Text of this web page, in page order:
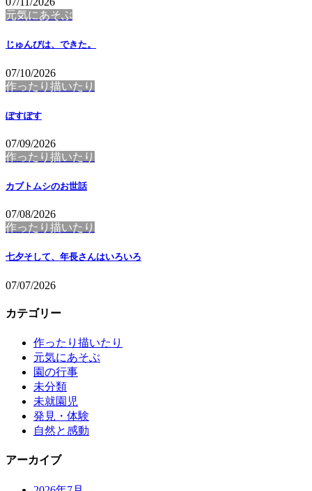
元気にあそぶ
じゅんびは、できた。
07/10/2026
作ったり描いたり
ぽすぽす
07/09/2026
作ったり描いたり
カブトムシのお世話
07/08/2026
作ったり描いたり
七夕そして、年長さんはいろいろ
07/07/2026
カテゴリー
作ったり描いたり
元気にあそぶ
園の行事
未分類
未就園児
発見・体験
自然と感動
アーカイブ